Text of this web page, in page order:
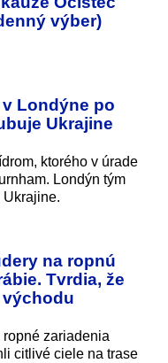
výber)
Londýne po
Ukrajine
ktorého v úrade
Londýn tým
na ropnú
Tvrdia, že
zariadenia
citlivé ciele na trase